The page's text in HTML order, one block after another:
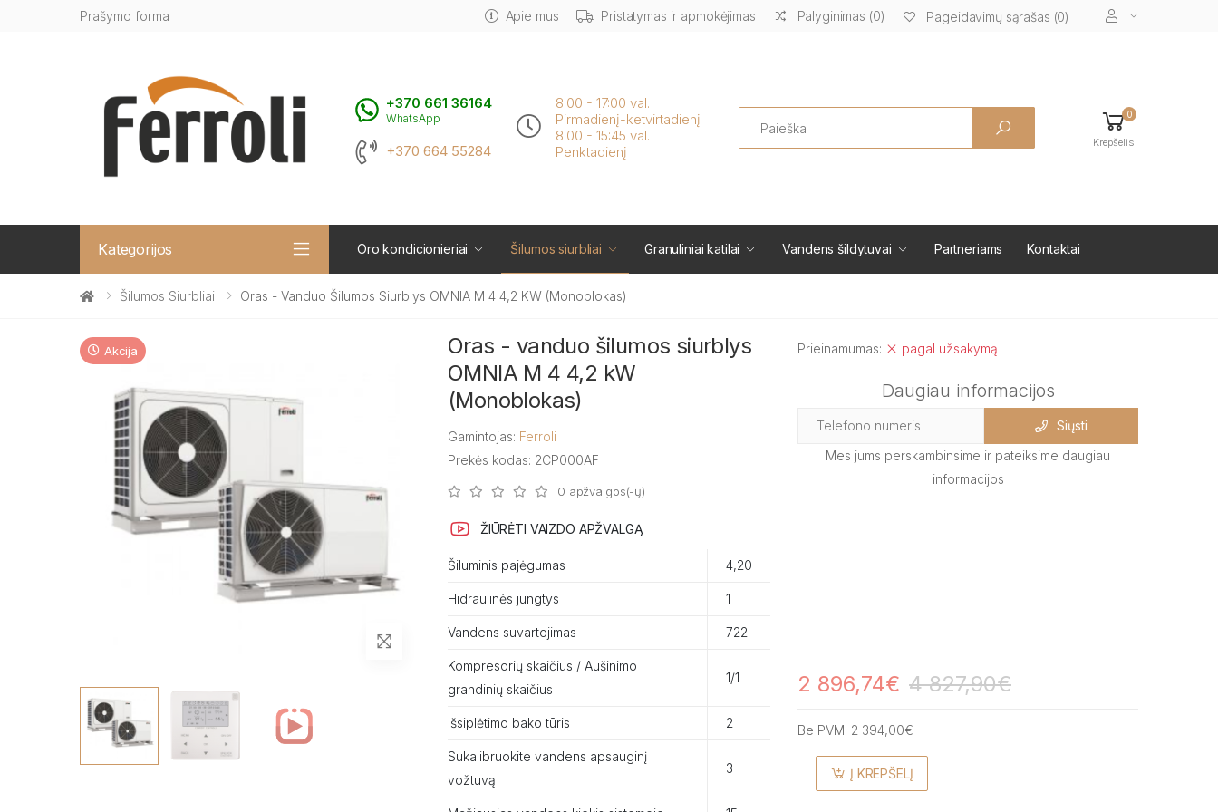
Prašymo forma Apie mus Pristatymas ir apmokėjimas Palyginimas (0) Pageidavimų sąrašas (0)
+370 661 36164
WhatsApp
+370 664 55284
8:00 - 17:00 val.
Pirmadienį-ketvirtadienį
8:00 - 15:45 val.
Penktadienį
Search 0
Krepšelis
Kategorijos Oro kondicionieriai Šilumos siurbliai Granuliniai katilai Vandens šildytuvai Partneriams Kontaktai
Šilumos Siurbliai Oras - Vanduo Šilumos Siurblys OMNIA M 4 4,2 KW (Monoblokas)
Akcija
Oras - vanduo šilumos siurblys
OMNIA M 4 4,2 kW
(Monoblokas)
Gamintojas: Ferroli
Prekės kodas: 2CP000AF
0 apžvalgos(-ų)
ŽIŪRĖTI VAIZDO APŽVALGĄ
Šiluminis pajėgumas 4,20
Hidraulinės jungtys 1
Vandens suvartojimas 722
Kompresorių skaičius / Aušinimo
grandinių skaičius
1/1
Išsiplėtimo bako tūris 2
Sukalibruokite vandens apsauginį
vožtuvą
3
Prieinamumas: pagal užsakymą
Daugiau informacijos
Siųsti
Mes jums perskambinsime ir pateiksime daugiau
informacijos
2 896,74€ 4 827,90€
Be PVM: 2 394,00€
Į KREPŠELĮ